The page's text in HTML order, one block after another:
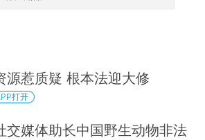
源惹质疑 根本法迎大修
打开
交媒体助长中国野生动物非法